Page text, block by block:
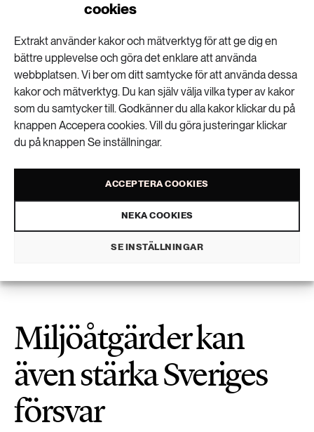
cookies
Extrakt använder kakor och mätverktyg för att ge dig en
bättre upplevelse och göra det enklare att använda
webbplatsen. Vi ber om ditt samtycke för att använda dessa
kakor och mätverktyg. Du kan själv välja vilka typer av kakor
som du samtycker till. Godkänner du alla kakor klickar du på
knappen Accepera cookies. Vill du göra justeringar klickar
du på knappen Se inställningar.
ACCEPTERA COOKIES
NEKA COOKIES
SE INSTÄLLNINGAR
”Carspreading” ökar antalet svåra olyckor
Rätt eller fel att kalhugga brandskadade
skogar?
”Man kan se olja, diesel och bensin som ett
kulturarv”
Miljöåtgärder kan
även stärka Sveriges
försvar